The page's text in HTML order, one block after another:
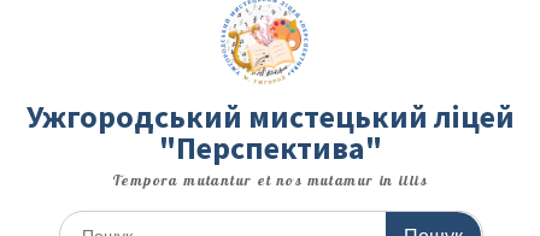
Ужгородський мистецький ліцей
"Перспектива"
Tempora mutantur et nos mutamur in illis
Шукати: